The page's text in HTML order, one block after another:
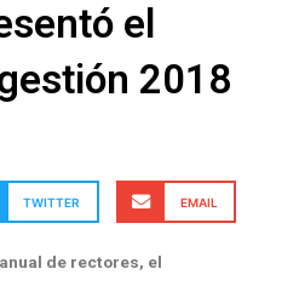
el
2018
TWITTER EMAIL
de rectores, el